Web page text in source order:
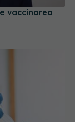
vaccinarea